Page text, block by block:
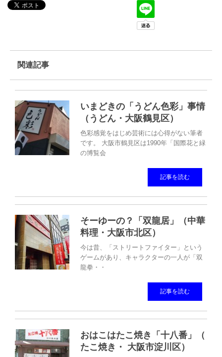
関連記事
いまどきの「うどん色彩」事情
（うどん・大阪鶴見区）
色彩感覚をはじめ芸術には心得がない筆者
です。 大阪市鶴見区は1990年「国際花と緑
の博覧会
記事を読む
そーゆーの？「双龍居」（中華
料理・大阪市北区）
今は昔、「ストリートファイター」という
ゲームがあり、キャラクターの一人が「双
龍拳・・
記事を読む
おはこはたこ焼き「十八番」（
たこ焼き・ 大阪市淀川区）